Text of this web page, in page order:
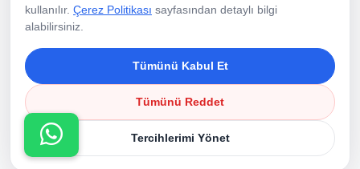
kullanılır. Çerez Politikası sayfasından detaylı bilgi
alabilirsiniz.
Tümünü Kabul Et
Tümünü Reddet
Tercihlerimi Yönet